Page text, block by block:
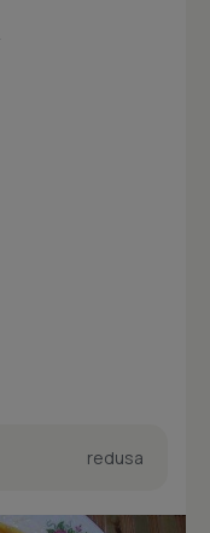
redusa